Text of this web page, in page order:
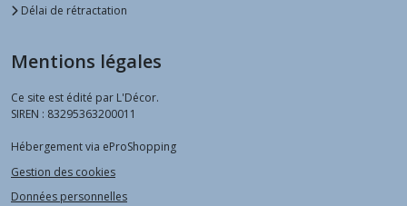
Délai de rétractation
Mentions légales
Ce site est édité par L'Décor.
SIREN : 83295363200011
Hébergement via eProShopping
Gestion des cookies
Données personnelles